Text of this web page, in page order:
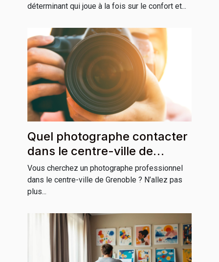
déterminant qui joue à la fois sur le confort et...
Quel photographe contacter
dans le centre-ville de
Grenoble ?
Vous cherchez un photographe professionnel
dans le centre-ville de Grenoble ? N’allez pas
plus...